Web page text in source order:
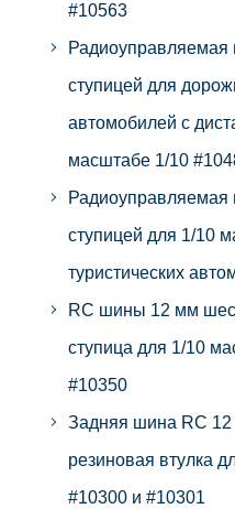
#10563
ступицей для
автомобилей с
масштабе 1/10
ступицей для 1/10
туристических
RC шины 12 мм
ступица для 1/10
#10350
Задняя шина RC
резиновая втулка
#10300 и #10301